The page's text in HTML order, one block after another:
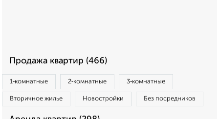
Продажа квартир (466)
1‑комнатные 2‑комнатные 3‑комнатные
Вторичное жилье Новостройки Без посредников